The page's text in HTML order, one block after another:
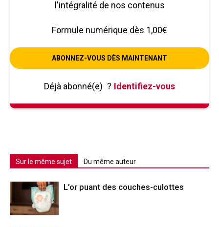
l'intégralité de nos contenus
Formule numérique dès 1,00€
ABONNEZ-VOUS DÈS MAINTENANT
Déjà abonné(e) ? Identifiez-vous
Sur le même sujet Du même auteur
L’or puant des couches-culottes